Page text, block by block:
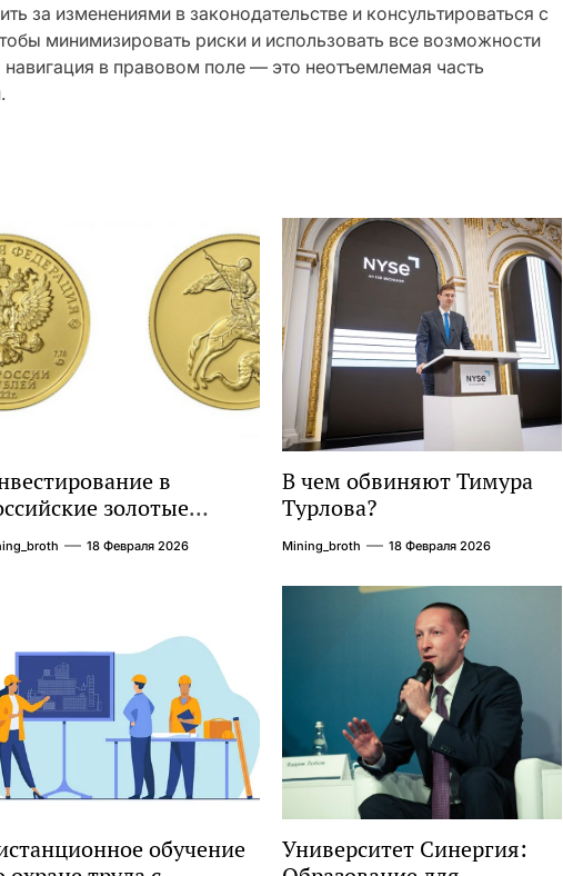
за изменениями в законодательстве и консультироваться с
минимизировать риски и использовать все возможности
в правовом поле — это неотъемлемая часть
в
золотые
подробное
18 Февраля 2026
В чем обвиняют Тимура
Турлова?
Mining_broth 18 Февраля 2026
обучение
Университет Синергия: